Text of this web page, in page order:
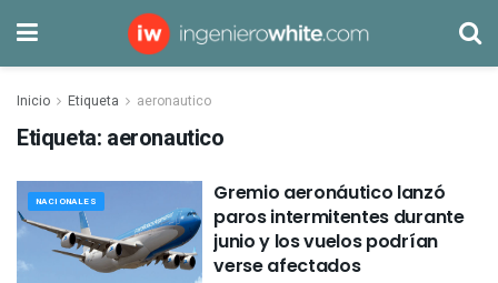
Inicio Etiqueta aeronautico
Etiqueta: aeronautico
NACIONALES
Gremio aeronáutico lanzó
paros intermitentes durante
junio y los vuelos podrían
verse afectados